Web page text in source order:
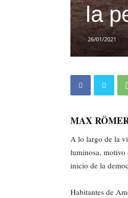
la
26/01/2021
MAX
A lo largo de la
luminosa, motivo
inicio de la
Habitantes de